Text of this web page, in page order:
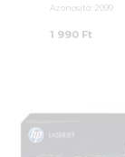
Azonosító: 2099
1 990 Ft